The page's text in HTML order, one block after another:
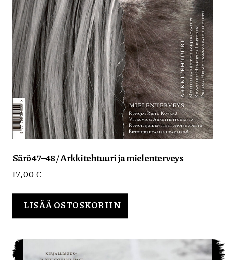
Särö 47–48 / Arkkitehtuuri ja mielenterveys
17,00€
LISÄÄ OSTOSKORIIN